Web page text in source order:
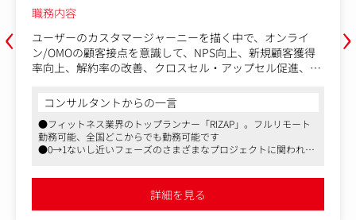
‹
職務内容
ユーザーのカスタマージャーニーを描く中で、オンライ
ン/OMOの顧客接点を意識して、NPS向上、新規顧客獲得
率向上、解約率の改善、クロスセル・アップセル促進、AR
リアル店舗を持つRIZAPグループで、デジタル+リアルの両
方を見据えたデザイン業務が可能です。
〈具体的には〉
●Webサービス、スマホアプリのデザイン業務
●デザインガイドライン・レギュレーションの作成
●デザイン担当、コーディング担当へのディレクション、
コンサルタントからの一言
●フィットネス業界のトップランナー「RIZAP」。フルリモート
勤務可能、全国どこからでも勤務可能です
●0→1ないし近いフェーズのさまざまなプロジェクトに関われる
●潤沢な予算（DX全体で100億円）と大きな裁量権を持つポジシ
ョン活かしながら、ダイナミックな意思決定、先端技術の導入、
大規模プロジェクトのマネジメントなどに挑戦できる環境です
詳細を見る
›